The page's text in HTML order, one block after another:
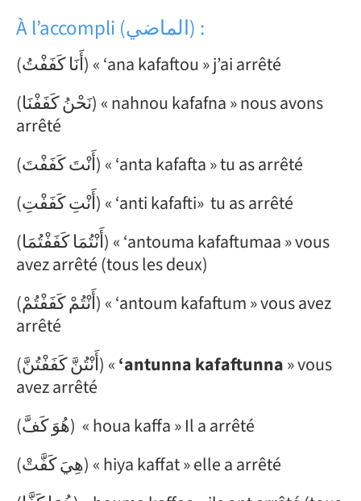
À l’accompli (الماضي) :
(أَنَا كَفَفْتُ) « ‘ana kafaftou » j’ai arrêté
(نَحْنُ كَفَفْنَا) « nahnou kafafna » nous avons
arrêté
(أَنْتَ كَفَفْتَ) « ‘anta kafafta » tu as arrêté
(أَنْتِ كَفَفْتِ) « ‘anti kafafti» tu as arrêté
(أَنْتُمَا كَفَفْتُمَا) « ‘antouma kafaftumaa » vous
avez arrêté (tous les deux)
(أَنْتُمْ كَفَفْتُمْ) « ‘antoum kafaftum » vous avez
arrêté
(أَنْتُنَّ كَفَفْتُنَّ) «‘antunna kafaftunna» vous
avez arrêté
(هُوَ كَفَّ) « houa kaffa » Il a arrêté
(هِيَ كَفَّتْ) « hiya kaffat » elle a arrêté